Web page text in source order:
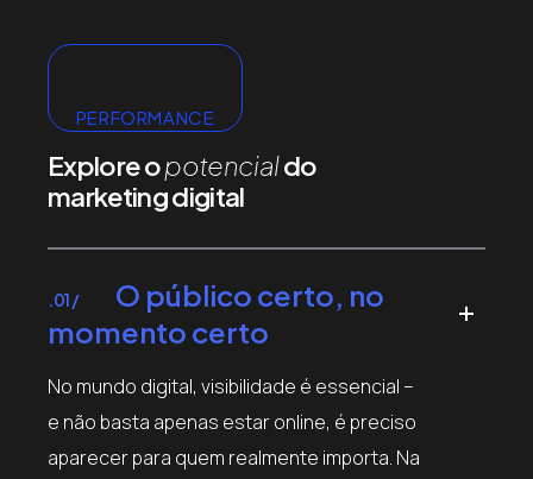
PERFORMANCE
Explore opotencialdo
marketing digital
.01 /
O público certo, no
momento certo
No mundo digital, visibilidade é essencial –
e não basta apenas estar online, é preciso
aparecer para quem realmente importa. Na